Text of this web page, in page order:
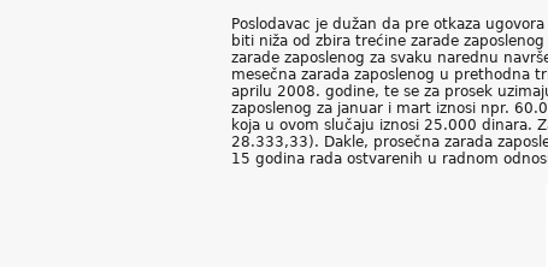
Poslodavac je dužan da pre otkaza
biti niža od zbira trećine zarade
zarade zaposlenog za svaku narednu
mesečna zarada zaposlenog u prethodna
aprilu 2008. godine, te se za prosek
zaposlenog za januar i mart iznosi npr.
koja u ovom slučaju iznosi 25.000 dinara.
28.333,33). Dakle, prosečna zarada
15 godina rada ostvarenih u radnom